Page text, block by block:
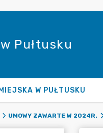
Pułtusku
W PUŁTUSKU
UMOWY ZAWARTE W 2024R.